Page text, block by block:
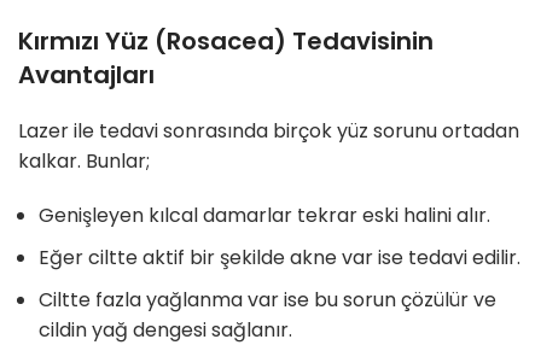
Kırmızı Yüz (Rosacea) Tedavisinin
Avantajları
Lazer ile tedavi sonrasında birçok yüz sorunu ortadan
kalkar. Bunlar;
Genişleyen kılcal damarlar tekrar eski halini alır.
Eğer ciltte aktif bir şekilde akne var ise tedavi edilir.
Ciltte fazla yağlanma var ise bu sorun çözülür ve
cildin yağ dengesi sağlanır.